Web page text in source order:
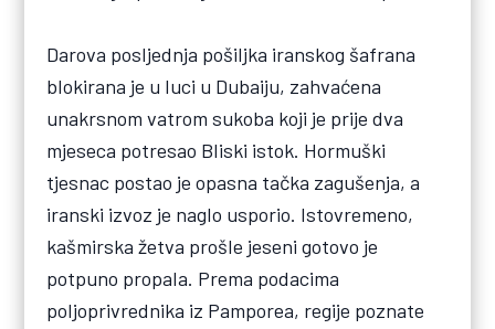
Darova posljednja pošiljka iranskog šafrana
blokirana je u luci u Dubaiju, zahvaćena
unakrsnom vatrom sukoba koji je prije dva
mjeseca potresao Bliski istok. Hormuški
tjesnac postao je opasna tačka zagušenja, a
iranski izvoz je naglo usporio. Istovremeno,
kašmirska žetva prošle jeseni gotovo je
potpuno propala. Prema podacima
poljoprivrednika iz Pamporea, regije poznate